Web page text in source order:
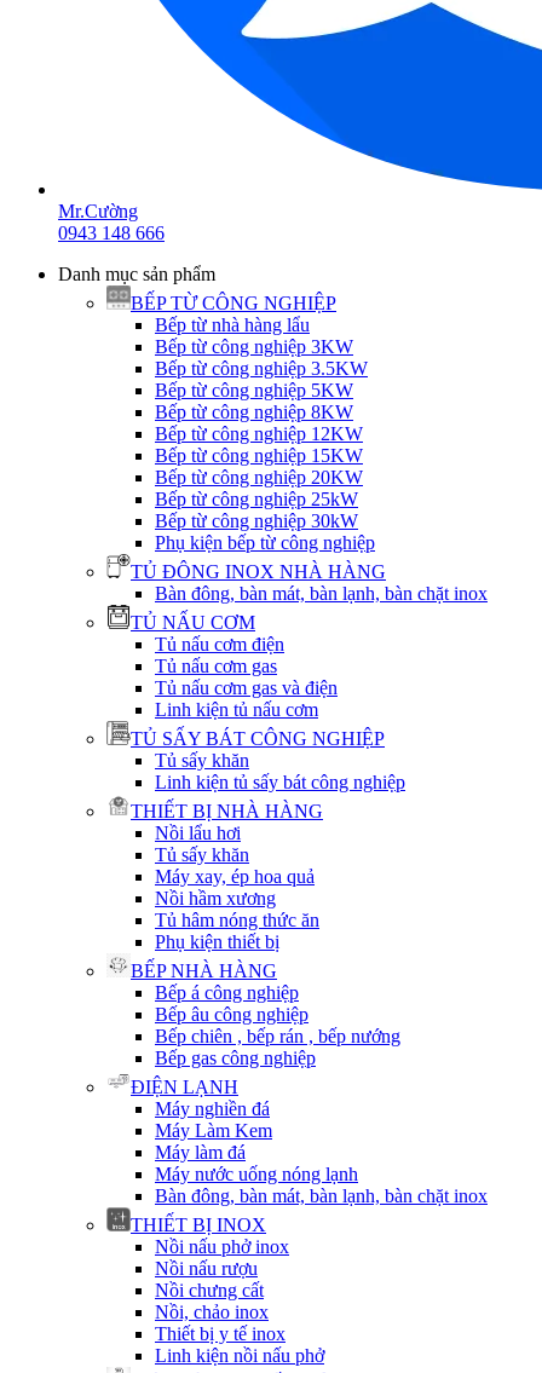
Mr.Cường
0943 148 666
Danh mục sản phẩm
BẾP TỪ CÔNG NGHIỆP
Bếp từ nhà hàng lẩu
Bếp từ công nghiệp 3KW
Bếp từ công nghiệp 3.5KW
Bếp từ công nghiệp 5KW
Bếp từ công nghiệp 8KW
Bếp từ công nghiệp 12KW
Bếp từ công nghiệp 15KW
Bếp từ công nghiệp 20KW
Bếp từ công nghiệp 25kW
Bếp từ công nghiệp 30kW
Phụ kiện bếp từ công nghiệp
TỦ ĐÔNG INOX NHÀ HÀNG
Bàn đông, bàn mát, bàn lạnh, bàn chặt inox
TỦ NẤU CƠM
Tủ nấu cơm điện
Tủ nấu cơm gas
Tủ nấu cơm gas và điện
Linh kiện tủ nấu cơm
TỦ SẤY BÁT CÔNG NGHIỆP
Tủ sấy khăn
Linh kiện tủ sấy bát công nghiệp
THIẾT BỊ NHÀ HÀNG
Nồi lẩu hơi
Tủ sấy khăn
Máy xay, ép hoa quả
Nồi hầm xương
Tủ hâm nóng thức ăn
Phụ kiện thiết bị
BẾP NHÀ HÀNG
Bếp á công nghiệp
Bếp âu công nghiệp
Bếp chiên , bếp rán , bếp nướng
Bếp gas công nghiệp
ĐIỆN LẠNH
Máy nghiền đá
Máy Làm Kem
Máy làm đá
Máy nước uống nóng lạnh
Bàn đông, bàn mát, bàn lạnh, bàn chặt inox
THIẾT BỊ INOX
Nồi nấu phở inox
Nồi nấu rượu
Nồi chưng cất
Nồi, chảo inox
Thiết bị y tế inox
Linh kiện nồi nấu phở